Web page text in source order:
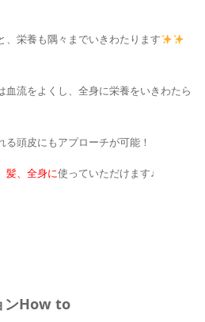
、栄養も隅々までいきわたります
血流をよくし、全身に栄養をいきわたら
頭皮にもアプローチが可能！
髪、全身に使っていただけます♩
ンHow to